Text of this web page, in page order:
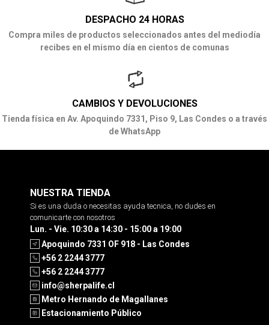
DESPACHO 24 HORAS
Compra miles de productos seleccionados antes del mediodía
recibes en el mismo día en cientos de comunas
CAMBIOS Y DEVOLUCIONES
Tienda física en Av. Apoquindo 7331, Piso 9, Las Condes o a través
de WhatsApp
NUESTRA TIENDA
Si es una duda o necesitas ayuda tecnica, no dudes en
comunicarte con nosotros
Lun. - Vie. 10:30 a 14:30 - 15:00 a 19:00
Apoquindo 7331 OF 918 - Las Condes
+56 2 2244 3777
+56 2 2244 3777
info@sherpalife.cl
Metro Hernando de Magallanes
Estacionamiento Público